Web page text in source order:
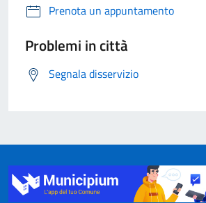
Prenota un appuntamento
Problemi in città
Segnala disservizio